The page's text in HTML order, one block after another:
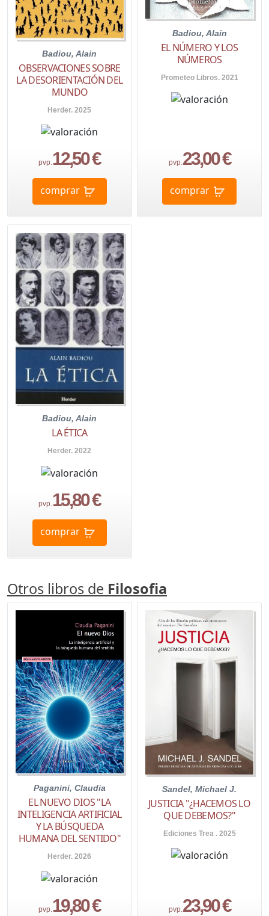
Badiou, Alain
OBSERVACIONES SOBRE
LA DESORIENTACIÓN DEL
MUNDO
Herder. 2025
pvp.12,50 €
comprar
Badiou, Alain
EL NÚMERO Y LOS
NÚMEROS
Prometeo Libros. 2021
pvp.23,00 €
comprar
Badiou, Alain
LA ÉTICA
Herder. 2022
pvp. 15,80 €
comprar
Otros libros de Filosofia
Paganini, Claudia
EL NUEVO DIOS "LA
INTELIGENCIA ARTIFICIAL
Y LA BÚSQUEDA
HUMANA DEL SENTIDO"
Herder. 2026
pvp. 19,80 €
Sandel, Michael J.
JUSTICIA "¿HACEMOS LO
QUE DEBEMOS?"
Ediciones Trea . 2025
pvp. 23,90 €